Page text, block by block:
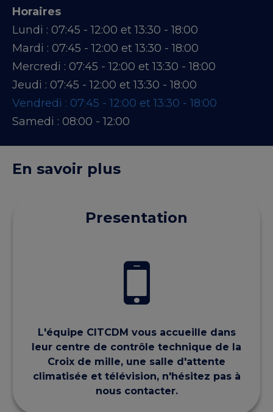
Horaires
Lundi : 07:45 - 12:00 et 13:30 - 18:00
Mardi : 07:45 - 12:00 et 13:30 - 18:00
Mercredi : 07:45 - 12:00 et 13:30 - 18:00
Jeudi : 07:45 - 12:00 et 13:30 - 18:00
Vendredi : 07:45 - 12:00 et 13:30 - 18:00
Samedi : 08:00 - 12:00
En savoir plus
Presentation
L'équipe CITCDM vous accueille dans
leur centre de contrôle technique de la
Croix de mille, une salle d'attente
climatisée et télévision, n'hésitez pas à
nous contacter.